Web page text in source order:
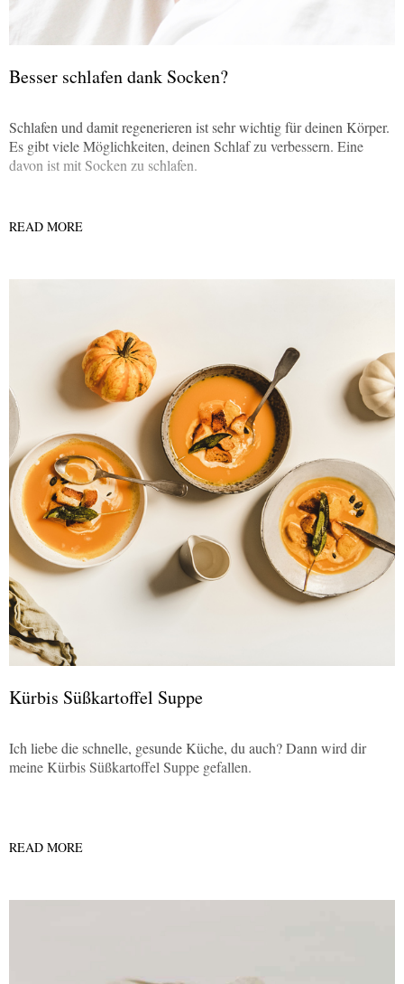
Besser schlafen dank Socken?
Schlafen und damit regenerieren ist sehr wichtig für deinen Körper.
Es gibt viele Möglichkeiten, deinen Schlaf zu verbessern. Eine
davon ist mit Socken zu schlafen.
READ MORE
Kürbis Süßkartoffel Suppe
Ich liebe die schnelle, gesunde Küche, du auch? Dann wird dir
meine Kürbis Süßkartoffel Suppe gefallen.
READ MORE